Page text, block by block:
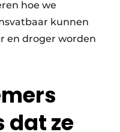
hoe we
kunnen
en droger worden
dat ze